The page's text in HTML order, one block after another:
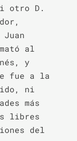
otro D.
al
y
fue a la
ni
más
libres
del